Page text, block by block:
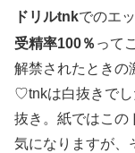
ドリルtnkでのエ
受精率100％ って
解禁されたときの
♡tnkは白抜きでし
抜き。紙ではこの
気になりますが、